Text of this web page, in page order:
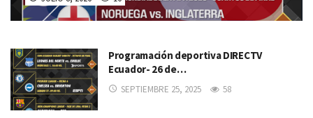
Programación deportiva DIRECTV
Ecuador- 26 de…
SEPTIEMBRE 25, 2025 58